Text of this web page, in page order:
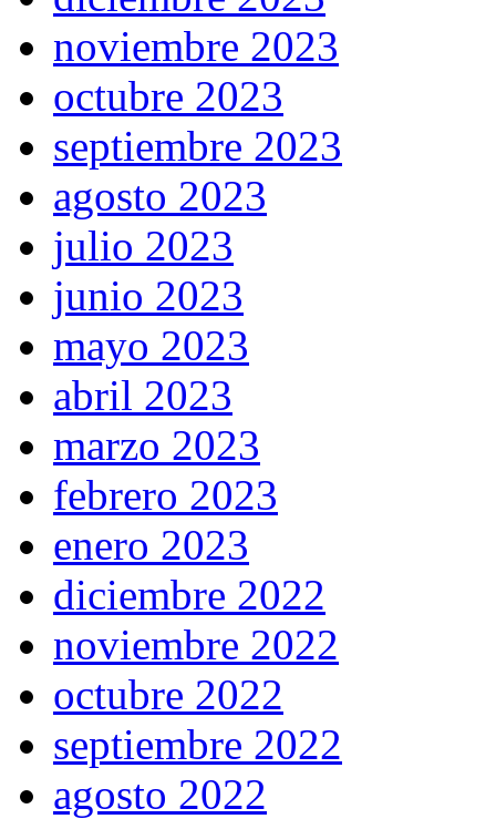
noviembre 2023
octubre 2023
septiembre 2023
agosto 2023
julio 2023
junio 2023
mayo 2023
abril 2023
marzo 2023
febrero 2023
enero 2023
diciembre 2022
noviembre 2022
octubre 2022
septiembre 2022
agosto 2022